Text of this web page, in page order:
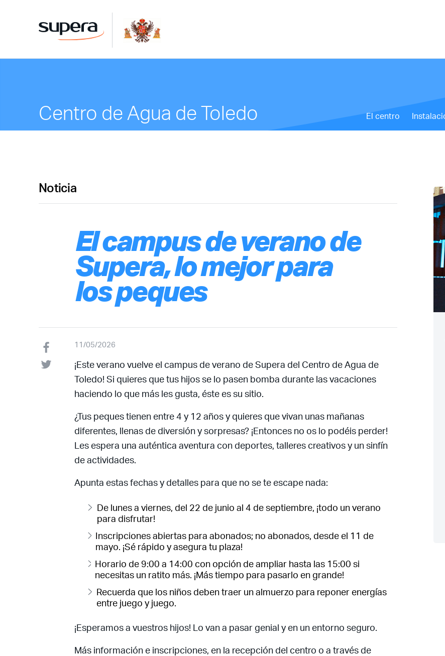
Acceso socios
Recuerda mis claves
Centro de Agua de Toledo El centro
Noticia
El campus de verano de
Supera, lo mejor para
los peques
11/05/2026
¡Este verano vuelve el campus de verano de Supera del Centro de Agua de
Toledo! Si quieres que tus hijos se lo pasen bomba durante las vacaciones
haciendo lo que más les gusta, éste es su sitio.
¿Tus peques tienen entre 4 y 12 años y quieres que vivan unas mañanas
diferentes, llenas de diversión y sorpresas? ¡Entonces no os lo podéis perder!
Les espera una auténtica aventura con deportes, talleres creativos y un sinfín
de actividades.
Apunta estas fechas y detalles para que no se te escape nada:
De lunes a viernes, del 22 de junio al 4 de septiembre, ¡todo un verano
para disfrutar!
Inscripciones abiertas para abonados; no abonados, desde el 11 de
mayo. ¡Sé rápido y asegura tu plaza!
Horario de 9:00 a 14:00 con opción de ampliar hasta las 15:00 si
necesitas un ratito más. ¡Más tiempo para pasarlo en grande!
Recuerda que los niños deben traer un almuerzo para reponer energías
entre juego y juego.
¡Esperamos a vuestros hijos! Lo van a pasar genial y en un entorno seguro.
Más información e inscripciones, en la recepción del centro o a través de